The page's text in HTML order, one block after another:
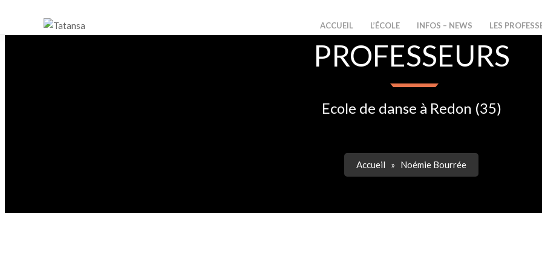
PROFESSEURS
Ecole de danse à Redon (35)
Accueil » Noémie Bourrée
ACCUEIL L’ÉCOLE INFOS – NEWS LES